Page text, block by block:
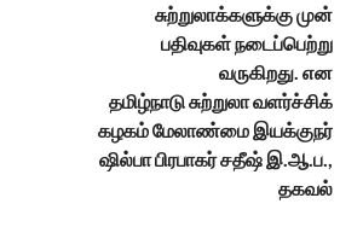
சுற்றுலாக்களுக்கு முன்
பதிவுகள் நடைப்பெற்று
வருகிறது. என
தமிழ்நாடு சுற்றுலா வளர்ச்சிக்
கழகம் மேலாண்மை இயக்குநர்
ஷில்பா பிரபாகர் சதீஷ் இ.ஆ.ப.,
தகவல்